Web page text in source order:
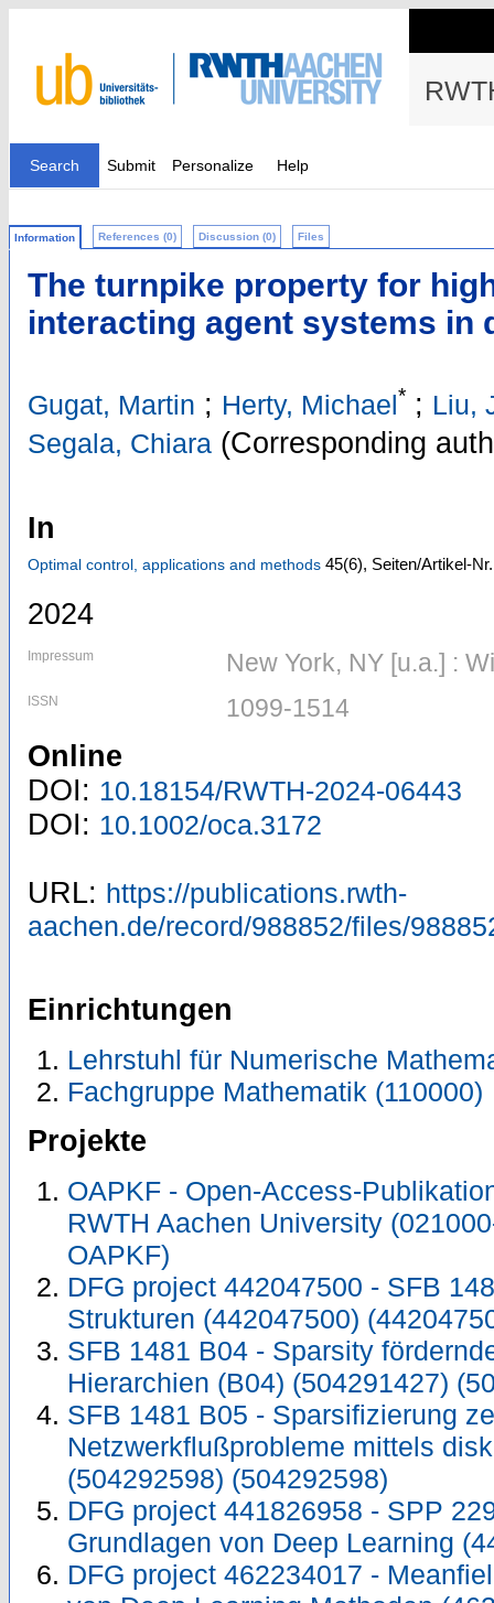
Search Submit Personalize Help
Information References (0) Discussion (0) Files
The turnpike property for
interacting agent systems in
Gugat, Martin ; Herty, Michael* ; Liu,
Segala, Chiara (Corresponding
In
Optimal control, applications and methods 45(6), Seiten/Artikel-
2024
Impressum New York, NY [u.a.] :
ISSN 1099-1514
Online
DOI: 10.18154/RWTH-2024-06443
DOI: 10.1002/oca.3172
URL: https://publications.rwth-
aachen.de/record/988852/files/
Einrichtungen
Lehrstuhl für Numerische
Fachgruppe Mathematik (110000)
Projekte
OAPKF - Open-Access-
RWTH Aachen University
OAPKF)
DFG project 442047500 - SFB
Strukturen (442047500)
SFB 1481 B04 - Sparsity
Hierarchien (B04) (504291427)
SFB 1481 B05 - Sparsifizierung
Netzwerkflußprobleme mittels
(504292598) (504292598)
DFG project 441826958 - SPP
Grundlagen von Deep Learning
DFG project 462234017 -